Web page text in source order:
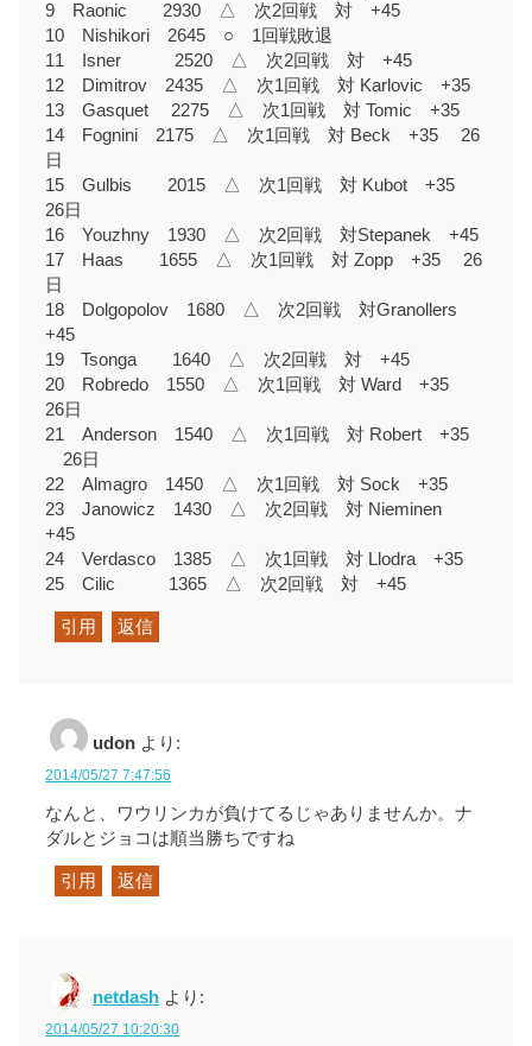
9 Raonic 2930 △ 次2回戦 対 +45
10 Nishikori 2645 ○ 1回戦敗退
11 Isner 2520 △ 次2回戦 対 +45
12 Dimitrov 2435 △ 次1回戦 対 Karlovic +35
13 Gasquet 2275 △ 次1回戦 対 Tomic +35
14 Fognini 2175 △ 次1回戦 対 Beck +35 26
日
15 Gulbis 2015 △ 次1回戦 対 Kubot +35
26日
16 Youzhny 1930 △ 次2回戦 対Stepanek +45
17 Haas 1655 △ 次1回戦 対 Zopp +35 26
日
18 Dolgopolov 1680 △ 次2回戦 対Granollers
+45
19 Tsonga 1640 △ 次2回戦 対 +45
20 Robredo 1550 △ 次1回戦 対 Ward +35
26日
21 Anderson 1540 △ 次1回戦 対 Robert +35
26日
22 Almagro 1450 △ 次1回戦 対 Sock +35
23 Janowicz 1430 △ 次2回戦 対 Nieminen
+45
24 Verdasco 1385 △ 次1回戦 対 Llodra +35
25 Cilic 1365 △ 次2回戦 対 +45
引用 返信
udon より:
2014/05/27 7:47:56
なんと、ワウリンカが負けてるじゃありませんか。ナ
ダルとジョコは順当勝ちですね
引用 返信
netdash より:
2014/05/27 10:20:30